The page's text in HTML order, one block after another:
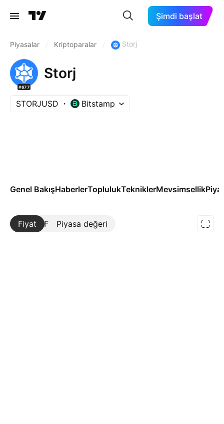
Şimdi başlat
Piyasalar Kriptoparalar Storj
#677
Storj
STORJUSD Bitstamp
Genel BakışHaberlerToplulukTekniklerMevsimsellik
Fiyat Piyasa değeri
Daha Fazla